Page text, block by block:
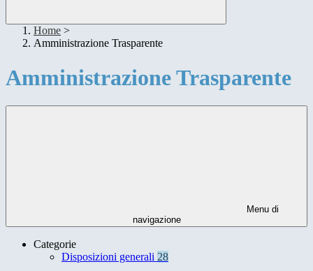
Home >
Amministrazione Trasparente
Amministrazione Trasparente
Menu di
navigazione
Categorie
Disposizioni generali 28